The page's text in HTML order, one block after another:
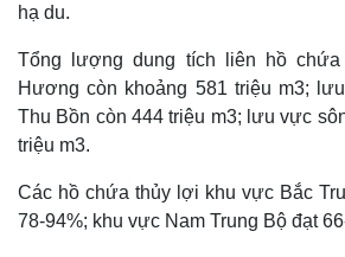
hạ du.
Tổng lượng dung tích liên hồ
Hương còn khoảng 581 triệu m3;
Thu Bồn còn 444 triệu m3; lưu vực
triệu m3.
Các hồ chứa thủy lợi khu vực Bắc
78-94%; khu vực Nam Trung Bộ đạt